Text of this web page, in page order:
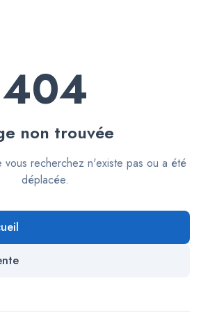
404
non trouvée
recherchez n'existe pas ou a été
déplacée.